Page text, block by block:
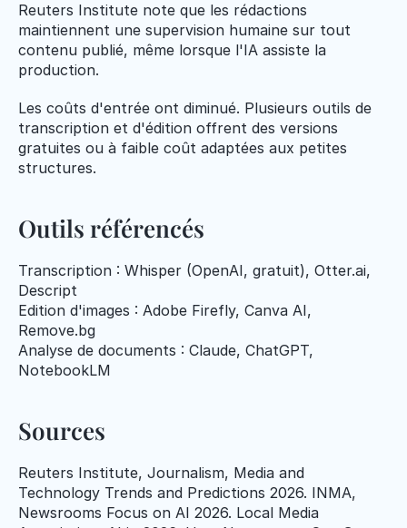
Reuters Institute note que les rédactions
maintiennent une supervision humaine sur tout
contenu publié, même lorsque l'IA assiste la
production.
Les coûts d'entrée ont diminué. Plusieurs outils de
transcription et d'édition offrent des versions
gratuites ou à faible coût adaptées aux petites
structures.
Outils référencés
Transcription : Whisper (OpenAI, gratuit), Otter.ai,
Descript
Edition d'images : Adobe Firefly, Canva AI,
Remove.bg
Analyse de documents : Claude, ChatGPT,
NotebookLM
Sources
Reuters Institute, Journalism, Media and
Technology Trends and Predictions 2026. INMA,
Newsrooms Focus on AI 2026. Local Media